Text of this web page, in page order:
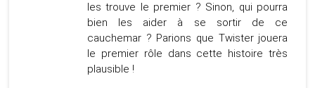
les trouve le premier ? Sinon, qui pourra
bien les aider à se sortir de ce
cauchemar ? Parions que Twister jouera
le premier rôle dans cette histoire très
plausible !